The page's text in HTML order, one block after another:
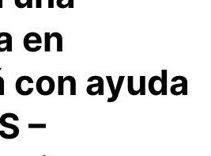
en
con ayuda
–